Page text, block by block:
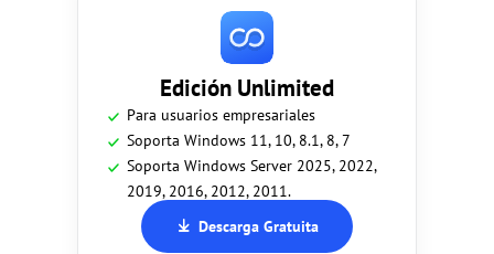
Edición Unlimited
Para usuarios empresariales
Soporta Windows 11, 10, 8.1, 8, 7
Soporta Windows Server 2025, 2022,
2019, 2016, 2012, 2011.
Descarga Gratuita